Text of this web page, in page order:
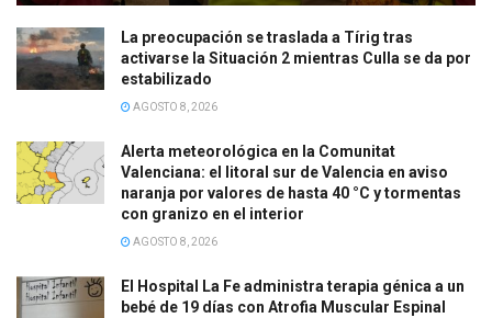
La preocupación se traslada a Tírig tras
activarse la Situación 2 mientras Culla se da por
estabilizado
AGOSTO 8, 2026
Alerta meteorológica en la Comunitat
Valenciana: el litoral sur de Valencia en aviso
naranja por valores de hasta 40 °C y tormentas
con granizo en el interior
AGOSTO 8, 2026
El Hospital La Fe administra terapia génica a un
bebé de 19 días con Atrofia Muscular Espinal